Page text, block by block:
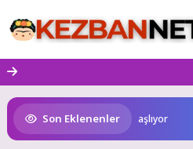
to
content
Son Eklenenler
Cup Heyecanı Paris’te Başlıyor